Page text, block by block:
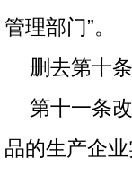
管理部门”。
删去第十条
第十一条
品的生产企